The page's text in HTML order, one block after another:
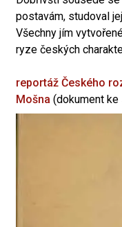
postavám, studoval
Všechny jím
ryze českých
reportáž Českého
Mošna (dokument ke